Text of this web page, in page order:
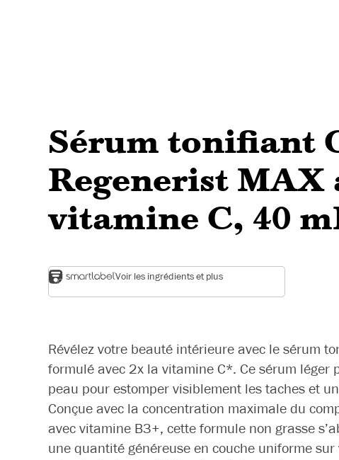
Sérum tonifiant
Regenerist MAX
vitamine C, 40
Voir les ingrédients et plus
Révélez votre beauté intérieure avec le sérum
formulé avec 2x la vitamine C*. Ce sérum léger
peau pour estomper visiblement les taches et
Conçue avec la concentration maximale du
avec vitamine B3+, cette formule non grasse
une quantité généreuse en couche uniforme